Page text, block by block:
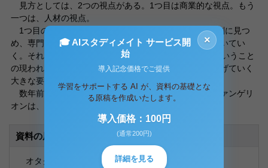
見方としては、2つの視点がある。1つ目は商業的な視点。もう
一つは、人材の視点。
1つ目の視点。ある傑作が出ると、オタクはそれを真剣に見つ
め、専門的な意気までそれを自分の中で分析して噛み砕いてい
く。それだけ、1つ1つの作品に対する思い入れが強いということ
の現われなのだが、その表われは作品そのものを盛り上げていく
大きな要因となっている。
数年前に社会現象になった庵野秀明監督の新世紀エヴァンゲリ
オンは、将にオタク文化が盛り上げた産物である。
資料の原本内容
オタク文化がメディア芸術に与える影響について
×
🎓 AIスタディメイト サービス開
始
導入記念価格でご提供
学習をサポートする AI が、資料の基礎とな
る原稿を作成いたします。
導入価格：100円
(通常200円)
詳細を見る